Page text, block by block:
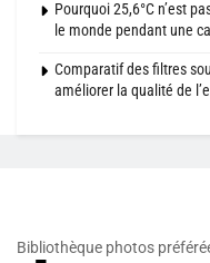
Pourquoi 25,6°C n’est
le monde pendant une
Comparatif des filtres
améliorer la qualité de
Bibliothèque photos